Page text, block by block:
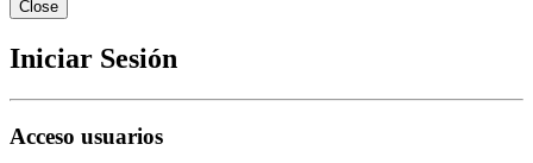
Close
Iniciar Sesión
Acceso usuarios